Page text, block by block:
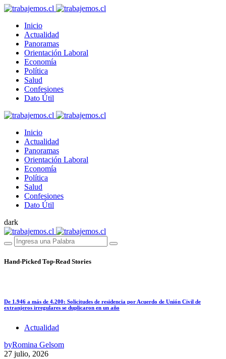
Inicio
Actualidad
Panoramas
Orientación Laboral
Economía
Política
Salud
Confesiones
Dato Útil
Inicio
Actualidad
Panoramas
Orientación Laboral
Economía
Política
Salud
Confesiones
Dato Útil
dark
Hand-Picked Top-Read Stories
De 1.946 a más de 4.200: Solicitudes de residencia por Acuerdo de Unión Civil de
extranjeros irregulares se duplicaron en un año
Actualidad
byRomina Gelsom
27 julio, 2026